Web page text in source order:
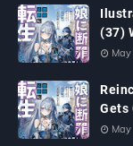
(37)
Gets